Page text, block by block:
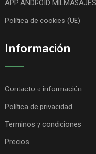
APP ANDROID MILMASAJES
Política de cookies (UE)
Información
Contacto e información
Política de privacidad
Terminos y condiciones
Precios